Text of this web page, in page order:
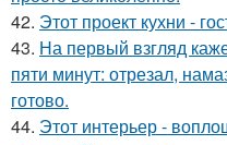
42. Этот проект кухни -
43. На первый взгляд
пяти минут: отрезал,
готово.
44. Этот интерьер -